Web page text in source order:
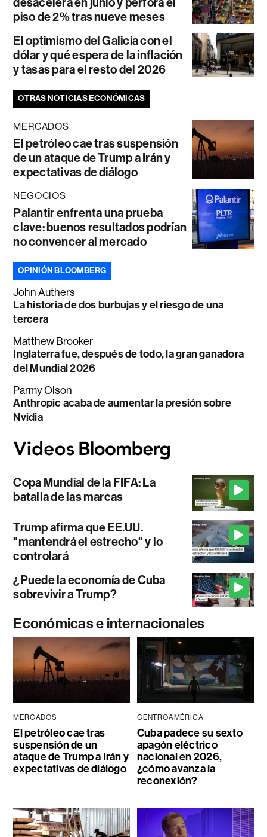
piso de 2% tras nueve meses
El optimismo del Galicia con el
dólar y qué espera de la inflación
y tasas para el resto del 2026
OTRAS NOTICIAS ECONÓMICAS
MERCADOS
El petróleo cae tras suspensión
de un ataque de Trump a Irán y
expectativas de diálogo
NEGOCIOS
Palantir enfrenta una prueba
clave: buenos resultados podrían
no convencer al mercado
OPINIÓN BLOOMBERG
John Authers
La historia de dos burbujas y el riesgo de una
tercera
Matthew Brooker
Inglaterra fue, después de todo, la gran ganadora
del Mundial 2026
Parmy Olson
Anthropic acaba de aumentar la presión sobre
Nvidia
Copa Mundial de la FIFA: La
batalla de las marcas
Trump afirma que EE.UU.
"mantendrá el estrecho" y lo
controlará
¿Puede la economía de Cuba
sobrevivir a Trump?
Económicas e internacionales
MERCADOS
El petróleo cae tras
suspensión de un
ataque de Trump a Irán y
expectativas de diálogo
CENTROAMÉRICA
Cuba padece su sexto
apagón eléctrico
nacional en 2026,
¿cómo avanza la
reconexión?